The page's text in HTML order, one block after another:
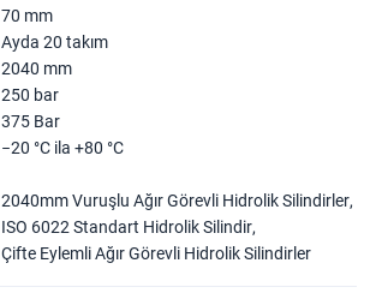
70 mm
Ayda 20 takım
2040 mm
250 bar
375 Bar
−20 °C ila +80 °C
2040mm Vuruşlu Ağır Görevli Hidrolik Silindirler,
ISO 6022 Standart Hidrolik Silindir,
Çifte Eylemli Ağır Görevli Hidrolik Silindirler